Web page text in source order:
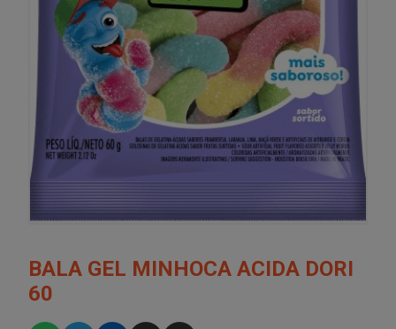
BALA GEL MINHOCA ACIDA DORI
60